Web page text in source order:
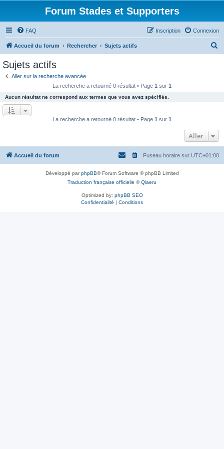
Forum Stades et Supporters
FAQ Connexion
Inscription
Accueil du forum Rechercher Sujets actifs
e
r
Sujets actifs
Aller sur la recherche avancée
La recherche a retourné 0 résultat • Page 1 sur 1
Aucun résultat ne correspond aux termes que vous avez spécifiés.
La recherche a retourné 0 résultat • Page 1 sur 1
Aller
Accueil du forum Fuseau horaire sur UTC+01:00
Développé parphpBB® Forum Software © phpBB Limited
Traduction française officielle ©Qiaeru
Optimized by: phpBB SEO
Confidentialité | Conditions